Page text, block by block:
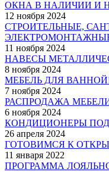
ОКНА В НАЛИЧИИ И
12 ноября 2024
СТРОИТЕЛЬНЫЕ,
11 ноября 2024
НАВЕСЫ
8 ноября 2024
МЕБЕЛЬ ДЛЯ
7 ноября 2024
РАСПРОДАЖА
6 ноября 2024
КОНДИЦИОНЕРЫ
26 апреля 2024
ГОТОВИМСЯ К
11 января 2022
ПРОГРАММА